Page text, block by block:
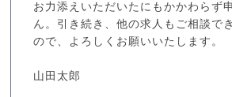
お力添えいただいたにもかかわらず
ん。引き続き、他の求人もご相談で
ので、よろしくお願いいたします。
山田太郎